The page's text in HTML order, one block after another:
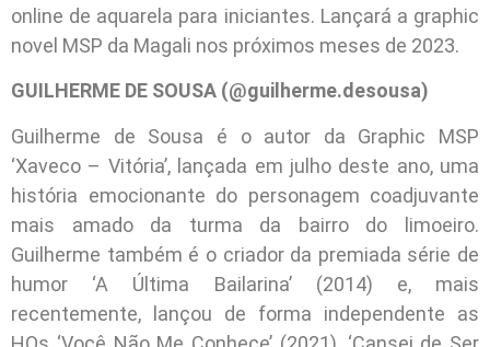
online de aquarela para iniciantes. Lançará a graphic
novel MSP da Magali nos próximos meses de 2023.
GUILHERME DE SOUSA (@guilherme.desousa)
Guilherme de Sousa é o autor da Graphic MSP
‘Xaveco – Vitória’, lançada em julho deste ano, uma
história emocionante do personagem coadjuvante
mais amado da turma da bairro do limoeiro.
Guilherme também é o criador da premiada série de
humor ‘A Última Bailarina’ (2014) e, mais
recentemente, lançou de forma independente as